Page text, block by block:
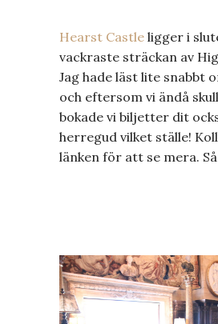
Hearst Castle ligger i
vackraste sträckan av
Jag hade läst lite snabbt
och eftersom vi ändå
bokade vi biljetter dit
herregud vilket ställe!
länken för att se mera.